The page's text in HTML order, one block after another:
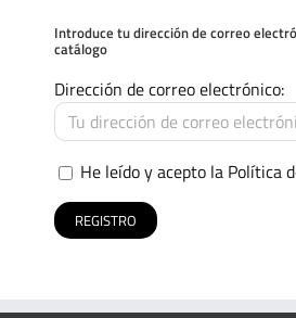
Introduce tu dirección de correo
catálogo
Dirección de correo electrónico:
He leído y acepto la Política